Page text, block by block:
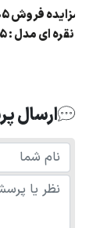
: نقره ای مدل :
ارسال